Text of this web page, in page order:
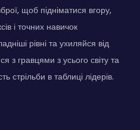
щоб підніматися вгору,
і точних навичок
рівні та ухиляйся від
з гравцями з усього світу та
стрільби в таблиці лідерів.